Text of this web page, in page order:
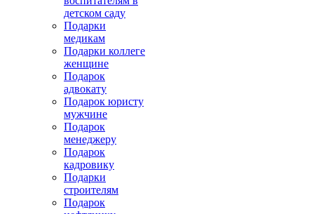
детском саду
Подарки
медикам
Подарки коллеге
женщине
Подарок
адвокату
Подарок юристу
мужчине
Подарок
менеджеру
Подарок
кадровику
Подарки
строителям
Подарок